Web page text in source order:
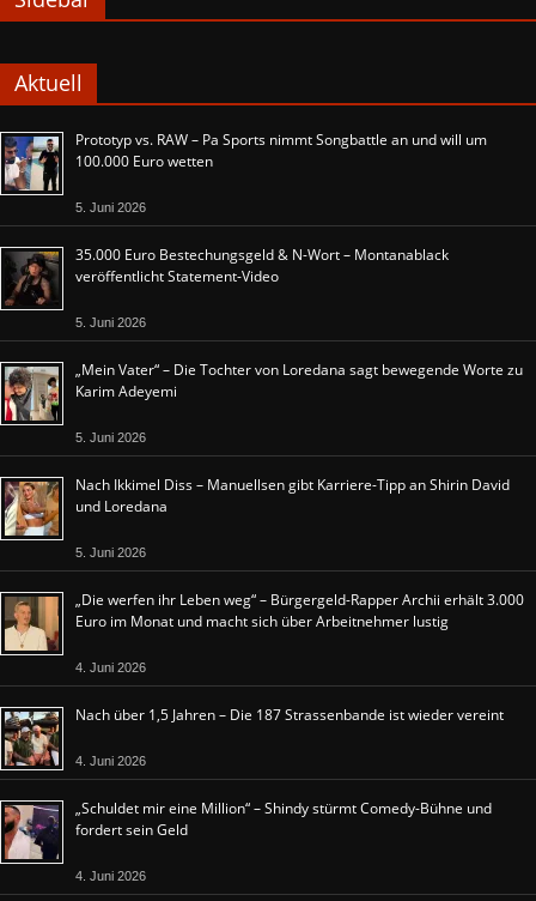
Aktuell
Prototyp vs. RAW – Pa Sports nimmt Songbattle an und will um
100.000 Euro wetten
5. Juni 2026
35.000 Euro Bestechungsgeld & N-Wort – Montanablack
veröffentlicht Statement-Video
5. Juni 2026
„Mein Vater“ – Die Tochter von Loredana sagt bewegende Worte zu
Karim Adeyemi
5. Juni 2026
Nach Ikkimel Diss – Manuellsen gibt Karriere-Tipp an Shirin David
und Loredana
5. Juni 2026
„Die werfen ihr Leben weg“ – Bürgergeld-Rapper Archii erhält 3.000
Euro im Monat und macht sich über Arbeitnehmer lustig
4. Juni 2026
Nach über 1,5 Jahren – Die 187 Strassenbande ist wieder vereint
4. Juni 2026
„Schuldet mir eine Million“ – Shindy stürmt Comedy-Bühne und
fordert sein Geld
4. Juni 2026